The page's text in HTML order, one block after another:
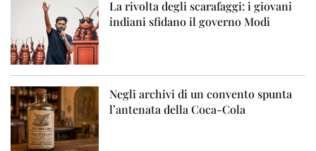
La rivolta degli scarafaggi: i giovani
indiani sfidano il governo Modi
Negli archivi di un convento spunta
l’antenata della Coca-Cola